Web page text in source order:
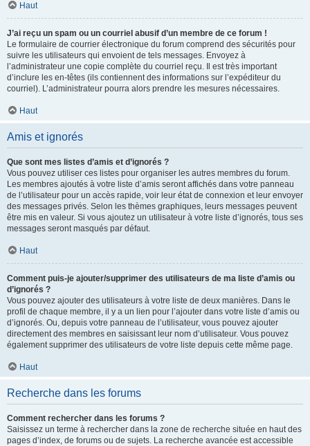
Haut
J’ai reçu un spam ou un courriel abusif d’un membre de ce forum !
Le formulaire de courrier électronique du forum comprend des sécurités pour
suivre les utilisateurs qui envoient de tels messages. Envoyez à
l’administrateur une copie complète du courriel reçu. Il est très important
d’inclure les en-têtes (ils contiennent des informations sur l’expéditeur du
courriel). L’administrateur pourra alors prendre les mesures nécessaires.
Haut
Amis et ignorés
Que sont mes listes d’amis et d’ignorés ?
Vous pouvez utiliser ces listes pour organiser les autres membres du forum.
Les membres ajoutés à votre liste d’amis seront affichés dans votre panneau
de l’utilisateur pour un accès rapide, voir leur état de connexion et leur envoyer
des messages privés. Selon les thèmes graphiques, leurs messages peuvent
être mis en valeur. Si vous ajoutez un utilisateur à votre liste d’ignorés, tous ses
messages seront masqués par défaut.
Haut
Comment puis-je ajouter/supprimer des utilisateurs de ma liste d’amis ou
d’ignorés ?
Vous pouvez ajouter des utilisateurs à votre liste de deux manières. Dans le
profil de chaque membre, il y a un lien pour l’ajouter dans votre liste d’amis ou
d’ignorés. Ou, depuis votre panneau de l’utilisateur, vous pouvez ajouter
directement des membres en saisissant leur nom d’utilisateur. Vous pouvez
également supprimer des utilisateurs de votre liste depuis cette même page.
Haut
Recherche dans les forums
Comment rechercher dans les forums ?
Saisissez un terme à rechercher dans la zone de recherche située en haut des
pages d’index, de forums ou de sujets. La recherche avancée est accessible